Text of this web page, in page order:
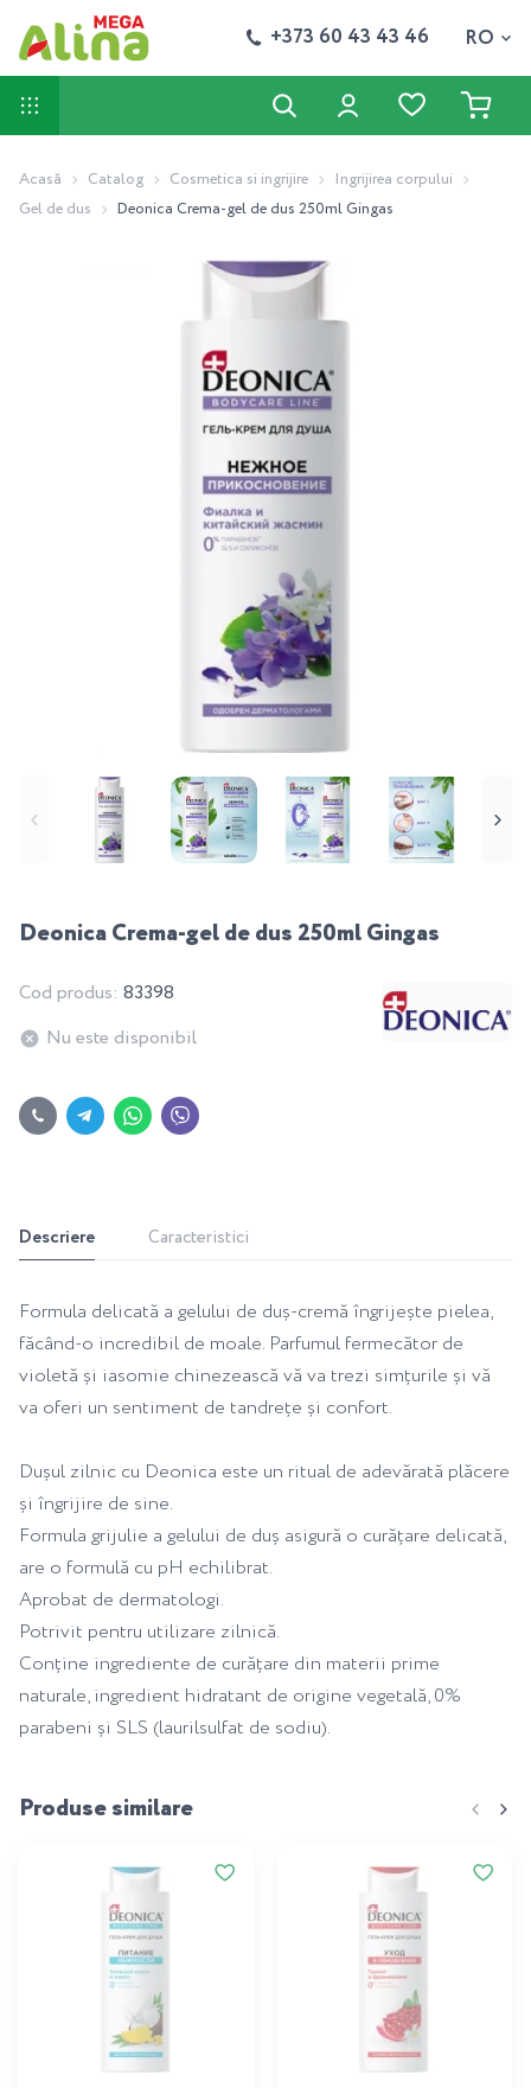
+373 60 43 43 46 RO
Acasă Catalog Cosmetica si ingrijire
Ingrijirea corpului
Gel de dus
Deonica Crema-gel de dus 250ml Gingas
Deonica Crema-gel de dus 250ml Gingas
Cod produs: 83398
Nu este disponibil
Descriere Caracteristici
Formula delicată a gelului de duș-cremă îngrijește pielea,
făcând-o incredibil de moale. Parfumul fermecător de
violetă și iasomie chinezească vă va trezi simțurile și vă
va oferi un sentiment de tandrețe și confort.
Dușul zilnic cu Deonica este un ritual de adevărată plăcere
și îngrijire de sine.
Formula grijulie a gelului de duș asigură o curățare delicată,
are o formulă cu pH echilibrat.
Aprobat de dermatologi.
Potrivit pentru utilizare zilnică.
Conține ingrediente de curățare din materii prime
naturale, ingredient hidratant de origine vegetală, 0%
parabeni și SLS (laurilsulfat de sodiu).
Produse similare